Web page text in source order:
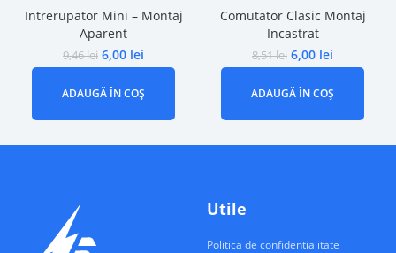
Intrerupator Mini – Montaj
Aparent
9,46lei 6,00 lei
ADAUGĂ ÎN COȘ
Comutator Clasic Montaj
Incastrat
8,51lei 6,00 lei
ADAUGĂ ÎN COȘ
Utile
Politica de confidentialitate